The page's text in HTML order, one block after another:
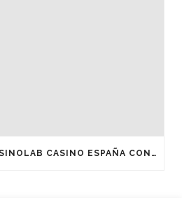
COMPARATIVA DE CASINOLAB CASINO ESPAÑA CON OTROS OPERADORES DEL MERCADO